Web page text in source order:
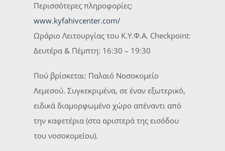
Περισσότερες πληροφορίες:
www.kyfahivcenter.com/
Ωράριο Λειτουργίας του Κ.Υ.Φ.Α. Checkpoint:
Δευτέρα & Πέμπτη: 16:30 – 19:30
Πού βρίσκεται: Παλαιό Νοσοκομείο
Λεμεσού. Συγκεκριμένα, σε έναν εξωτερικό,
ειδικά διαμορφωμένο χώρο απέναντι από
την καφετέρια (στα αριστερά της εισόδου
του νοσοκομείου).